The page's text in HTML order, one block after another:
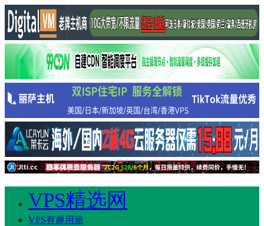
VPS精选网
VPS有趣用途